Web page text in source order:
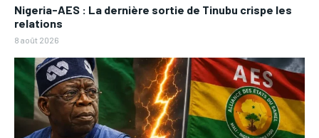
Nigeria-AES : La dernière sortie de Tinubu crispe les
relations
8 août 2026